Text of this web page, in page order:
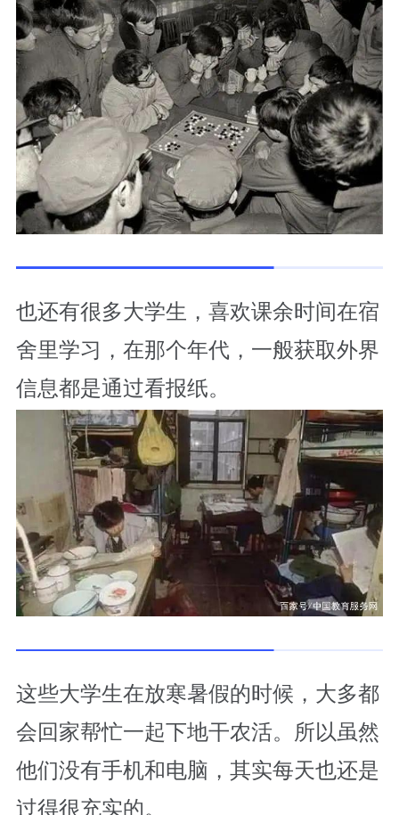
也还有很多大学生，喜欢课余时间在宿
舍里学习，在那个年代，一般获取外界
信息都是通过看报纸。
这些大学生在放寒暑假的时候，大多都
会回家帮忙一起下地干农活。所以虽然
他们没有手机和电脑，其实每天也还是
过得很充实的。